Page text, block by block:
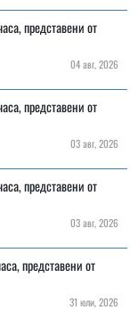
представени от
04 авг, 2026
представени от
03 авг, 2026
представени от
03 авг, 2026
представени от
31 юли, 2026